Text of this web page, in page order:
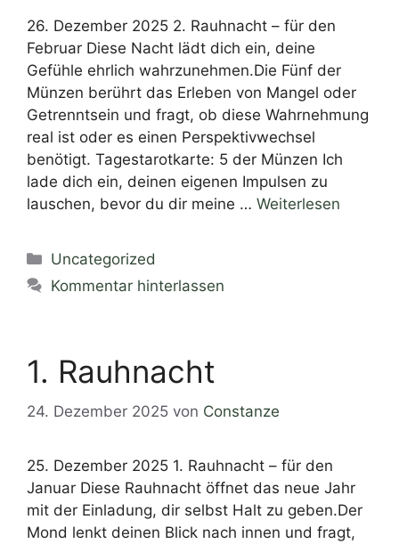
26. Dezember 2025 2. Rauhnacht – für den
Februar Diese Nacht lädt dich ein, deine
Gefühle ehrlich wahrzunehmen.Die Fünf der
Münzen berührt das Erleben von Mangel oder
Getrenntsein und fragt, ob diese Wahrnehmung
real ist oder es einen Perspektivwechsel
benötigt. Tagestarotkarte: 5 der Münzen Ich
lade dich ein, deinen eigenen Impulsen zu
lauschen, bevor du dir meine … Weiterlesen
Uncategorized
Kommentar hinterlassen
1. Rauhnacht
24. Dezember 2025 von Constanze
25. Dezember 2025 1. Rauhnacht – für den
Januar Diese Rauhnacht öffnet das neue Jahr
mit der Einladung, dir selbst Halt zu geben.Der
Mond lenkt deinen Blick nach innen und fragt,